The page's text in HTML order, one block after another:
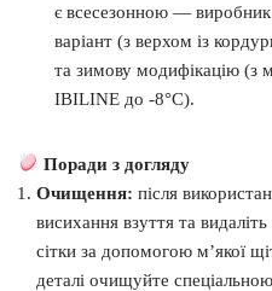
є всесезонною — виробник
варіант (з верхом із
та зимову модифікацію (з
IBILINE до -8°C).
Поради з догляду
Очищення: після
висихання взуття та
сітки за допомогою м’якої
деталі очищуйте